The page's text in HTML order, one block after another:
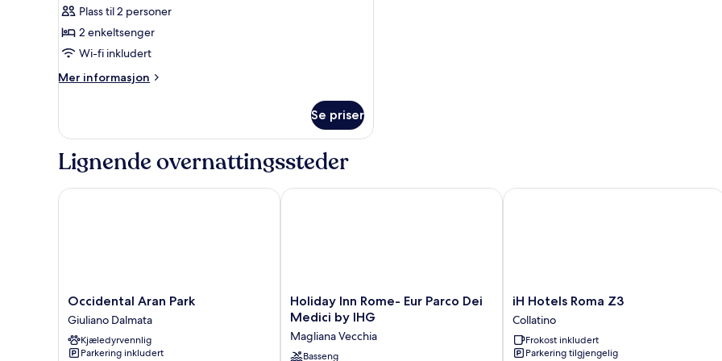
bildene
av
Rom
–
enkeltsenger
Plass til 2 personer
2 enkeltsenger
Wi-fi inkludert
Mer informasjon
Mer
–
Se priser
Lignende overnattingssteder
Occidental
Aran
Park
Giuliano
Dalmata
Occidental Aran Park
Giuliano Dalmata
Kjæledyrvennlig
Parkering inkludert
Occidental Aran Park
Holiday
Inn
Eur
Parco
Holiday Inn Rome- Eur Parco Dei
Medici by IHG
Magliana Vecchia
Basseng
Holiday Inn Rome- Eur Parco Dei Medici by IHG
iH
Hotels
Roma
Z3
Collatino
iH Hotels Roma Z3
Collatino
Frokost inkludert
Parkering tilgjengelig
iH Hotels Roma Z3